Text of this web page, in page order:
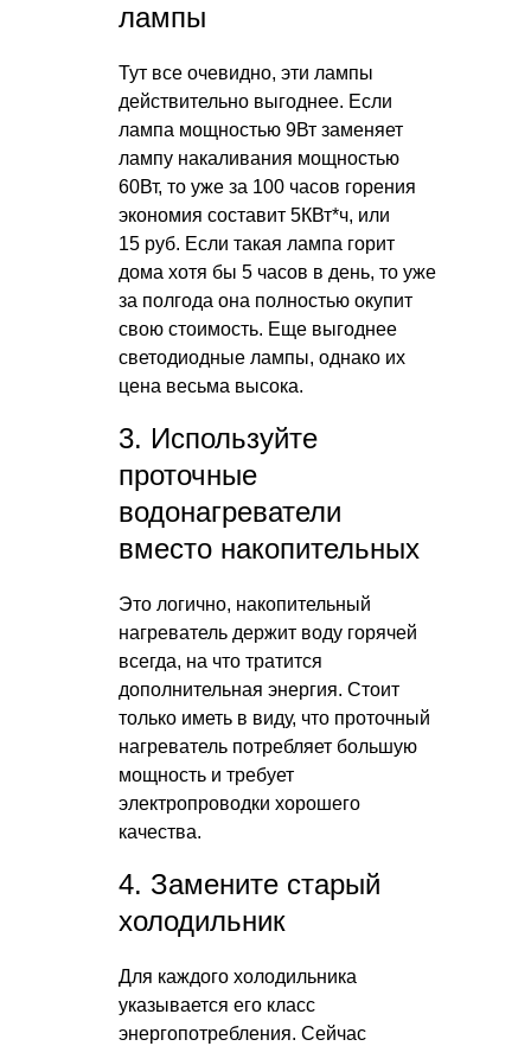
лампы
Тут все очевидно, эти лампы
действительно выгоднее. Если
лампа мощностью 9Вт заменяет
лампу накаливания мощностью
60Вт, то уже за 100 часов горения
экономия составит 5КВт*ч, или
15 руб. Если такая лампа горит
дома хотя бы 5 часов в день, то уже
за полгода она полностью окупит
свою стоимость. Еще выгоднее
светодиодные лампы, однако их
цена весьма высока.
3. Используйте
проточные
водонагреватели
вместо накопительных
Это логично, накопительный
нагреватель держит воду горячей
всегда, на что тратится
дополнительная энергия. Стоит
только иметь в виду, что проточный
нагреватель потребляет большую
мощность и требует
электропроводки хорошего
качества.
4. Замените старый
холодильник
Для каждого холодильника
указывается его класс
энергопотребления. Сейчас